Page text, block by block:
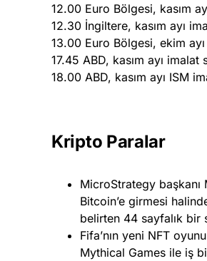
12.00 Euro Bölgesi, kasım
12.30 İngiltere, kasım ayı
13.00 Euro Bölgesi, ekim
17.45 ABD, kasım ayı imalat
18.00 ABD, kasım ayı ISM
Kripto Paralar
MicroStrategy başkanı
Bitcoin’e girmesi
belirten 44 sayfalık bir
Fifa’nın yeni NFT
Mythical Games ile iş